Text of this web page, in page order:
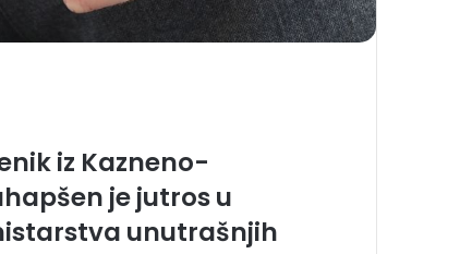
iz Kazneno-
je jutros u
unutrašnjih